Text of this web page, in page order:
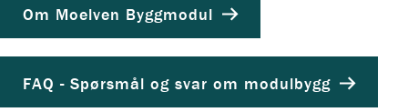
Om Moelven Byggmodul
FAQ - Spørsmål og svar om modulbygg